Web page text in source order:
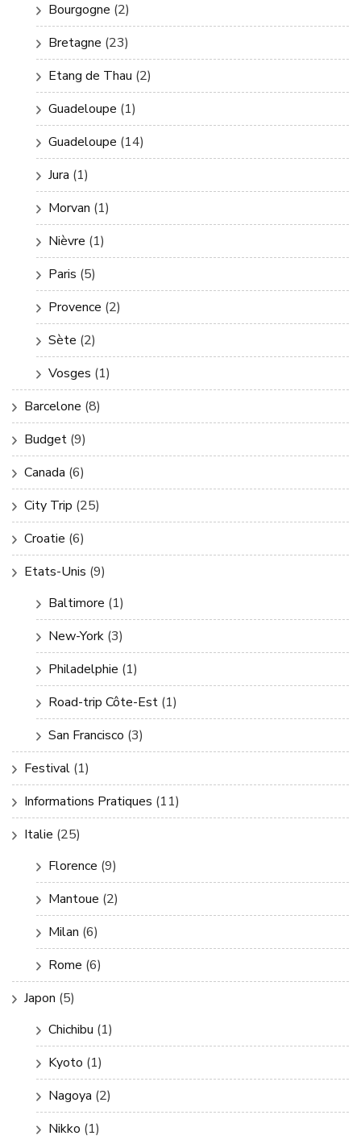
Bourgogne (2)
Bretagne (23)
Etang de Thau (2)
Guadeloupe (1)
Guadeloupe (14)
Jura (1)
Morvan (1)
Nièvre (1)
Paris (5)
Provence (2)
Sète (2)
Vosges (1)
Barcelone (8)
Budget (9)
Canada (6)
City Trip (25)
Croatie (6)
Etats-Unis (9)
Baltimore (1)
New-York (3)
Philadelphie (1)
Road-trip Côte-Est (1)
San Francisco (3)
Festival (1)
Informations Pratiques (11)
Italie (25)
Florence (9)
Mantoue (2)
Milan (6)
Rome (6)
Japon (5)
Chichibu (1)
Kyoto (1)
Nagoya (2)
Nikko (1)